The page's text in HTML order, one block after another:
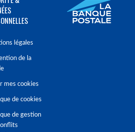
légales
de la
mes cookies
de cookies
de gestion